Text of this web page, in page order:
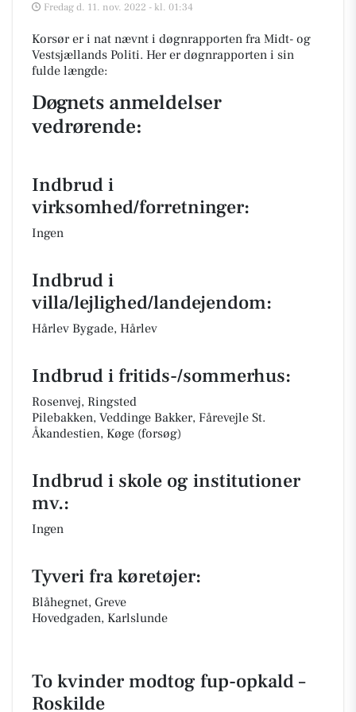
Fredag d. 11. nov. 2022 - kl. 01:34
Korsør er i nat nævnt i døgnrapporten fra Midt- og
Vestsjællands Politi. Her er døgnrapporten i sin
fulde længde:
Døgnets anmeldelser
vedrørende:
Indbrud i
virksomhed/forretninger:
Ingen
Indbrud i
villa/lejlighed/landejendom:
Hårlev Bygade, Hårlev
Indbrud i fritids-/sommerhus:
Rosenvej, Ringsted
Pilebakken, Veddinge Bakker, Fårevejle St.
Åkandestien, Køge (forsøg)
Indbrud i skole og institutioner
mv.:
Ingen
Tyveri fra køretøjer:
Blåhegnet, Greve
Hovedgaden, Karlslunde
To kvinder modtog fup-opkald –
Roskilde